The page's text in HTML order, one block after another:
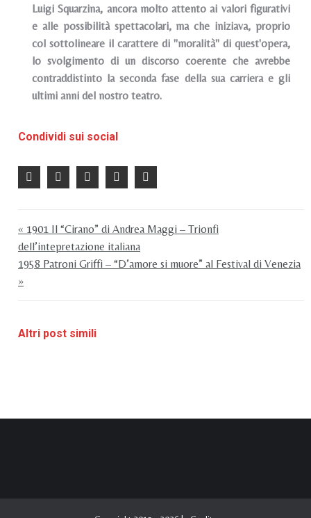
Luigi Squarzina, ancora molto attento ai valori figurativi
e alle possibilità spettacolari, ma che iniziava, proprio
col sottolineare il carattere di "moralità" di quest'opera,
lo svolgimento di un discorso coerente che avrebbe
contraddistinto la seconda fase della sua carriera e gli
ultimi anni del nostro teatro.
Condividi sui social
« 1901 Il “Cirano” di Andrea Maggi – Trionfi
dell’intepretazione italiana
1958 Patroni Griffi – “D’amore si muore” al Festival di Venezia
»
Altri post simili